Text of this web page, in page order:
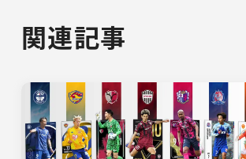
関連記事